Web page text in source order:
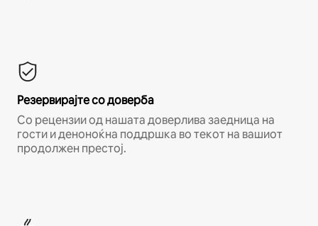
Резервирајте со доверба
Со рецензии од нашата доверлива заедница на
гости и деноноќна поддршка во текот на вашиот
продолжен престој.